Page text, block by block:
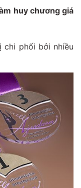
huy chương giá
chi phối bởi nhiều